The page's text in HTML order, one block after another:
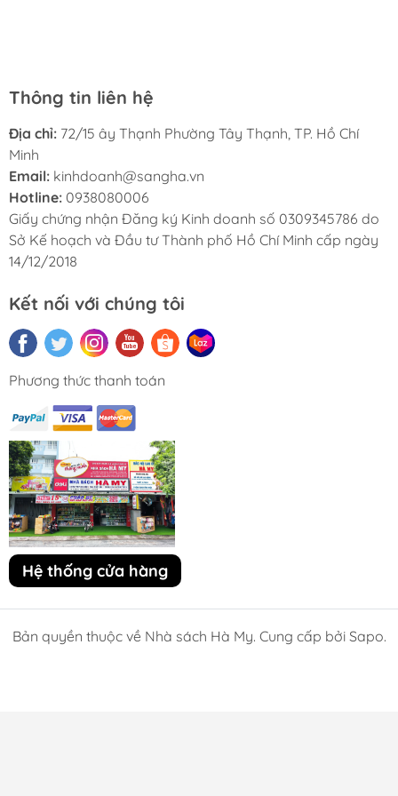
Thông tin liên hệ
Địa chỉ: 72/15 ây Thạnh Phường Tây Thạnh, TP. Hồ Chí
Minh
Email: kinhdoanh@sangha.vn
Hotline: 0938080006
Giấy chứng nhận Đăng ký Kinh doanh số 0309345786 do
Sở Kế hoạch và Đầu tư Thành phố Hồ Chí Minh cấp ngày
14/12/2018
Kết nối với chúng tôi
Phương thức thanh toán
Hệ thống cửa hàng
Bản quyền thuộc về Nhà sách Hà My. Cung cấp bởi Sapo.